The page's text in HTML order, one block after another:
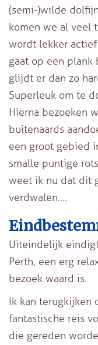
(semi-)wilde
komen we al veel
wordt lekker
gaat op een plank
glijdt er dan zo
Superleuk om te
Hierna bezoeken
buitenaards
een groot gebied
smalle puntige
weet ik nu dat dit
verdwalen….
Uiteindelijk
Perth, een erg
bezoek waard is.
Ik kan terugkijken
fantastische reis
die gereden